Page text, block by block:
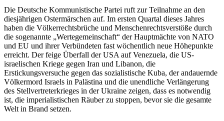
Die Deutsche Kommunistische Partei ruft zur Teilnahme an den
diesjährigen Ostermärschen auf. Im ersten Quartal dieses Jahres
haben die Völkerrechtsbrüche und Menschenrechtsverstöße durch
die sogenannte „Wertegemeinschaft“ der Hauptmächte von NATO
und EU und ihrer Verbündeten fast wöchentlich neue Höhepunkte
erreicht. Der feige Überfall der USA auf Venezuela, die US-
israelischen Kriege gegen Iran und Libanon, die
Erstickungsversuche gegen das sozialistische Kuba, der andauernde
Völkermord Israels in Palästina und die unendliche Verlängerung
des Stellvertreterkrieges in der Ukraine zeigen, dass es notwendig
ist, die imperialistischen Räuber zu stoppen, bevor sie die gesamte
Welt in Brand setzen.